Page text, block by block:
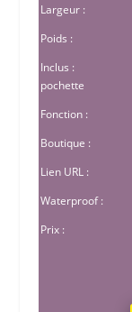
Largeur :
Poids :
Inclus :
pochette
Fonction :
Boutique :
Lien URL :
Waterproof :
Prix :